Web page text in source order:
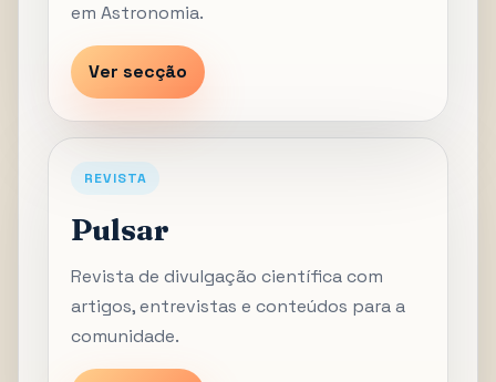
em Astronomia.
Ver secção
REVISTA
Pulsar
Revista de divulgação científica com
artigos, entrevistas e conteúdos para a
comunidade.